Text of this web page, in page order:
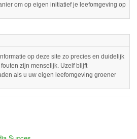
om op eigen initiatief je leefomgeving op
op deze site zo precies en duidelijk
zijn menselijk. Uzelf blijft
als u uw eigen leefomgeving groener